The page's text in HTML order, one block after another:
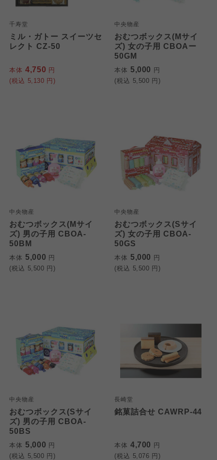
千寿堂
ミル・ガトー スイーツセ
レクト CZ-50
本体 4,750 円
(税込 5,130 円)
中央物産
おむつボックス(Mサイ
ズ) 女の子用 CBOAー
50GM
本体 5,000 円
(税込 5,500 円)
中央物産
おむつボックス(Mサイ
ズ) 男の子用 CBOA-
50BM
本体 5,000 円
(税込 5,500 円)
中央物産
おむつボックス(Sサイ
ズ) 女の子用 CBOA-
50GS
本体 5,000 円
(税込 5,500 円)
中央物産
おむつボックス(Sサイ
ズ) 男の子用 CBOA-
50BS
本体 5,000 円
(税込 5,500 円)
長崎堂
銘菓詰合せ CAWRP-44
本体 4,700 円
(税込 5,076 円)